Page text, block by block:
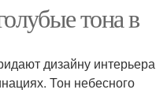
тона в
дизайну интерьера
Тон небесного